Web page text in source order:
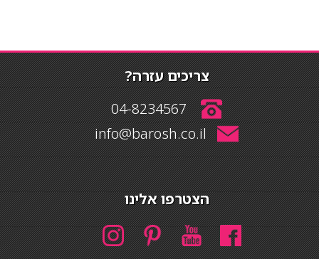
צריכים עזרה?
04-8234567
info@barosh.co.il
הצטרפו אלינו